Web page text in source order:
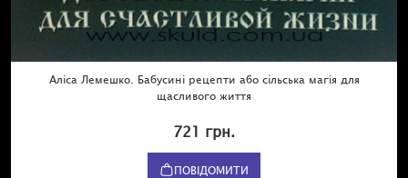
Аліса Лемешко. Бабусині рецепти або сільська магія для
щасливого життя
721 грн.
ПОВІДОМИТИ